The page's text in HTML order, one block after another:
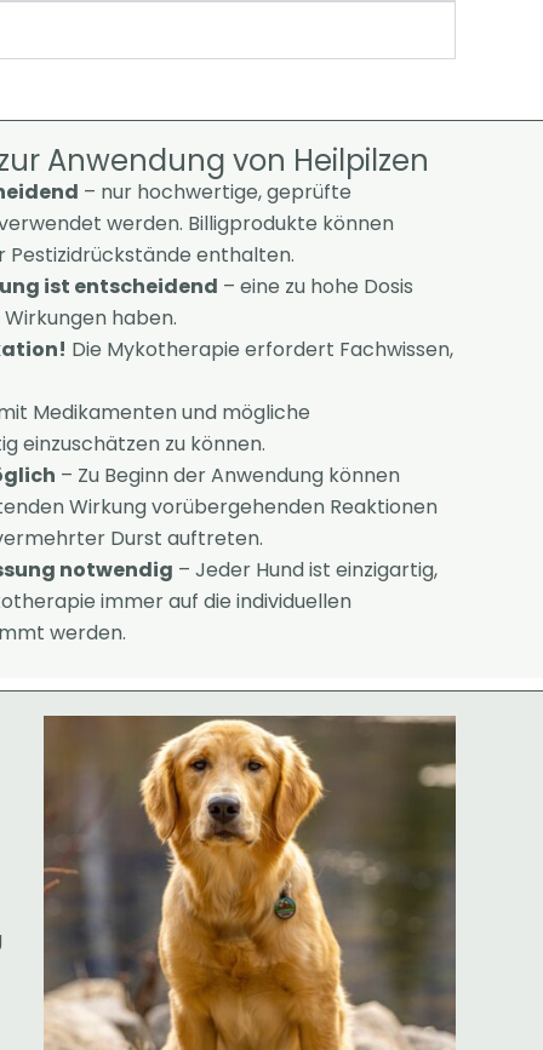
Anwendung von Heilpilzen
– nur hochwertige, geprüfte
werden. Billigprodukte können
enthalten.
ist entscheidend – eine zu hohe Dosis
haben.
Die Mykotherapie erfordert Fachwissen,
Medikamenten und mögliche
einzuschätzen zu können.
– Zu Beginn der Anwendung können
Wirkung vorübergehenden Reaktionen
Durst auftreten.
notwendig – Jeder Hund ist einzigartig,
immer auf die individuellen
werden.